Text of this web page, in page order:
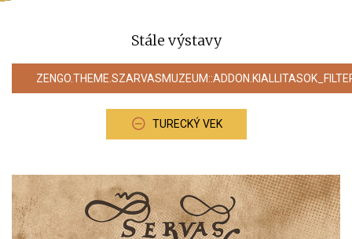
Stále výstavy
TURECKÝ VEK